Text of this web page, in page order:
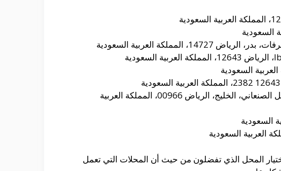
14727، المملكة العربية السعودية
العنوان: محمد بن إسماعيل الصنعاني، الخليج، الرياض 00966، المملكة العربية
اختيار المحل الذي تفضلون من حيث أن المحلات التي تعمل